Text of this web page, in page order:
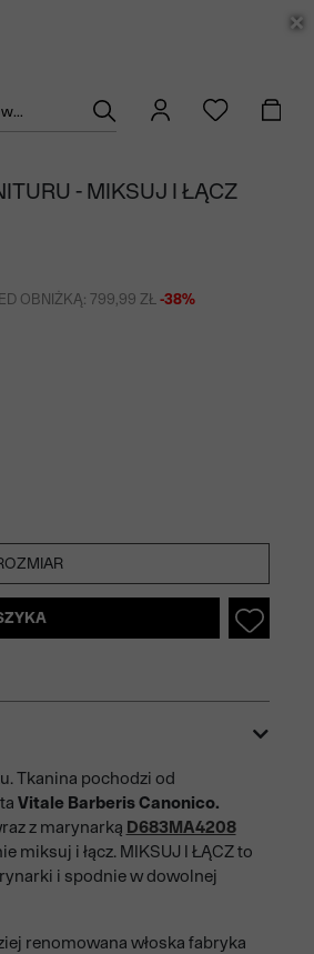
- MIKSUJ I ŁĄCZ
OBNIŻKĄ: 799,99 ZŁ -38%
Tkanina pochodzi od
Vitale Barberis Canonico.
z marynarką D683MA4208
miksuj i łącz. MIKSUJ I ŁĄCZ to
i spodnie w dowolnej
renomowana włoska fabryka